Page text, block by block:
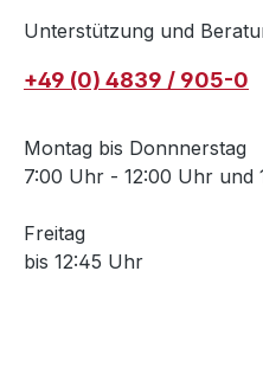
Unterstützung und
+49 (0) 4839 / 905-0
Montag bis Donnnerstag
7:00 Uhr - 12:00 Uhr und
Freitag
bis 12:45 Uhr